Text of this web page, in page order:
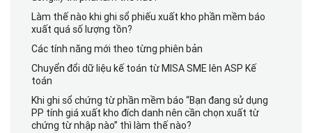
Làm thế nào khi ghi sổ phiếu xuất kho phần mềm báo
xuất quá số lượng tồn?
Các tính năng mới theo từng phiên bản
Chuyển đổi dữ liệu kế toán từ MISA SME lên ASP Kế
toán
Khi ghi sổ chứng từ phần mềm báo “Bạn đang sử dụng
PP tính giá xuất kho đích danh nên cần chọn xuất từ
chứng từ nhập nào” thì làm thế nào?